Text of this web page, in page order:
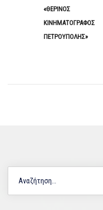
«ΘΕΡΙΝΟΣ
ΚΙΝΗΜΑΤΟΓΡΑΦΟΣ
ΠΕΤΡΟΥΠΟΛΗΣ»